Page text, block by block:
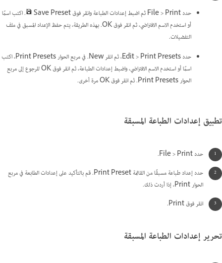
حدد File > Print ثم اضبط إعدادات الطباعة وانقر فوق Save Preset
. اكتب اسمًا
أو استخدم الاسم الافتراضي، ثم انقر فوق OK. بهذه الطريقة، يتم حفظ الإعداد المسبق في ملف
التفضيلات.
حدد Edit > Print Presets، ثم انقر New. في مربع الحوار Print Presets، اكتب
اسمًا أو استخدم الاسم الافتراضي، واضبط إعدادات الطباعة، ثم انقر فوق OK للرجوع إلى مربع
الحوار Print Presets. ثم انقر فوق OK مرة أخرى.
تطبيق إعدادات الطباعة المسبقة
حدد File > Print.
حدد إعداد طباعة مسبقًا من القائمة Print Preset. قم بالتأكيد على إعدادات الطابعة في مربع
الحوار Print، إذا أردت ذلك.
انقر فوق Print.
تحرير إعدادات الطباعة المسبقة